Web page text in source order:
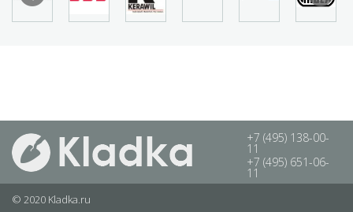
+7 (495) 138-00-
11
+7 (495) 651-06-
11
© 2020 Kladka.ru